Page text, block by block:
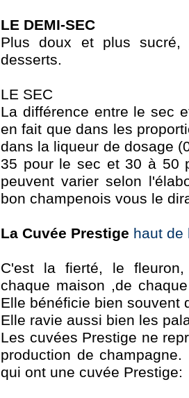
LE DEMI-SEC
Plus doux et plus
desserts.
LE SEC
La différence entre le sec
en fait que dans les
dans la liqueur de dosage
35 pour le sec et 30 à 50
peuvent varier selon
bon champenois vous le
La Cuvée Prestige haut de
C'est la fierté, le
chaque maison ,de
Elle bénéficie bien souvent
Elle ravie aussi bien les
Les cuvées Prestige ne
production de
qui ont une cuvée Prestige: